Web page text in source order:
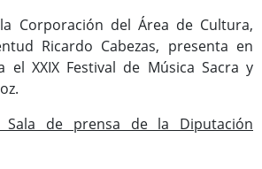
Corporación del Área de Cultura,
Ricardo Cabezas, presenta en
el XXIX Festival de Música Sacra y
Sala de prensa de la Diputación